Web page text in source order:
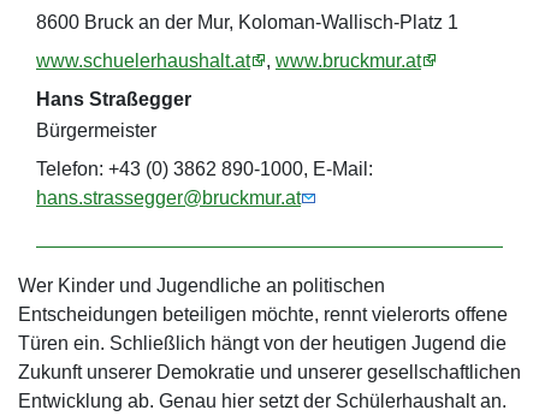
8600 Bruck an der Mur, Koloman-Wallisch-Platz 1
www.schuelerhaushalt.at
, www.bruckmur.at
Hans Straßegger
Bürgermeister
Telefon: +43 (0) 3862 890-1000, E-Mail:
hans.strassegger@bruckmur.at
Wer Kinder und Jugendliche an politischen
Entscheidungen beteiligen möchte, rennt vielerorts offene
Türen ein. Schließlich hängt von der heutigen Jugend die
Zukunft unserer Demokratie und unserer gesellschaftlichen
Entwicklung ab. Genau hier setzt der Schülerhaushalt an.